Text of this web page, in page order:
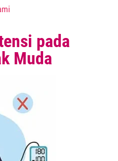
pada
Muda